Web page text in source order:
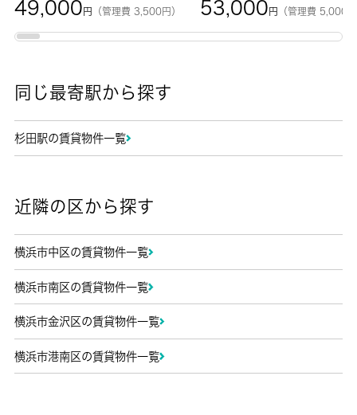
49,000 円 （管理費 3,500円） 53,000 円 （管理費 5,000
同じ最寄駅から探す
杉田駅の賃貸物件一覧
近隣の区から探す
横浜市中区の賃貸物件一覧
横浜市南区の賃貸物件一覧
横浜市金沢区の賃貸物件一覧
横浜市港南区の賃貸物件一覧